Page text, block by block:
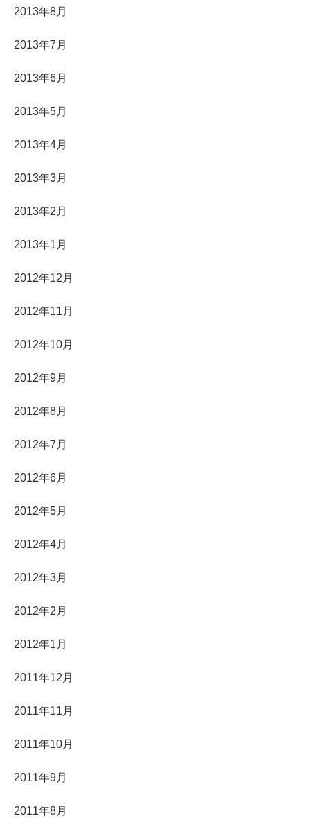
2013年8月
2013年7月
2013年6月
2013年5月
2013年4月
2013年3月
2013年2月
2013年1月
2012年12月
2012年11月
2012年10月
2012年9月
2012年8月
2012年7月
2012年6月
2012年5月
2012年4月
2012年3月
2012年2月
2012年1月
2011年12月
2011年11月
2011年10月
2011年9月
2011年8月